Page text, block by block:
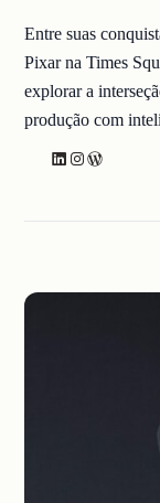
Entre suas
Pixar na Times
explorar a
produção com